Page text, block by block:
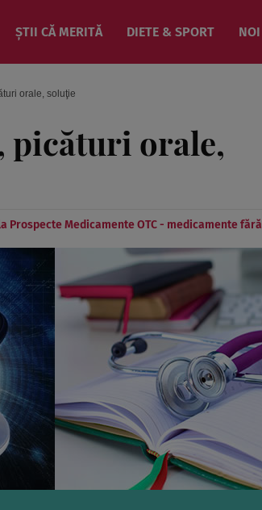
ȘTII CĂ MERITĂ DIETE & SPORT
orale, soluţie
picături orale,
Prospecte Medicamente OTC - medicamente